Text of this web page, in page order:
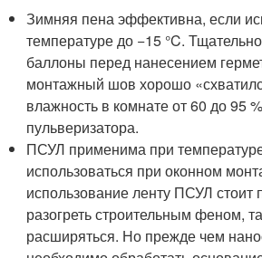
Зимняя пена эффективна, если
температуре до −15 °C.
баллоны перед нанесением
монтажный шов хорошо
влажность в комнате от 60 до 95
пульверизатора.
ПСУЛ применима при
использоваться при оконном
использование ленту ПСУЛ стоит
разогреть строительным феном,
расширяться. Но прежде чем